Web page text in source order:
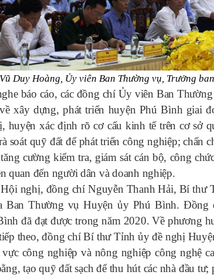
Duy Hoàng, Ủy viên Ban Thường vụ, Trưởng
báo cáo, các đồng chí Ủy viên Ban
xây dựng, phát triển huyện Phú Bình giai
huyện xác định rõ cơ cấu kinh tế trên cơ sở
soát quỹ đất để phát triển công nghiệp; chấn
cường kiểm tra, giám sát cán bộ, công
quan đến người dân và doanh nghiệp.
nghị, đồng chí Nguyễn Thanh Hải, Bí thư
Ban Thường vụ Huyện ủy Phú Bình.
đã đạt được trong năm 2020. Về phương
theo, đồng chí Bí thư Tỉnh ủy đề nghị
công nghiệp và nông nghiệp công nghệ
tạo quỹ đất sạch để thu hút các nhà đầu